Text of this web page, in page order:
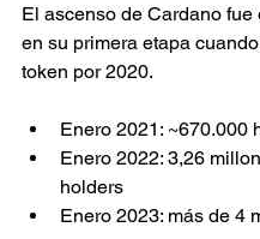
El ascenso de Cardano fue
en su primera etapa
token por 2020.
Enero 2021: ~670.000
Enero 2022: 3,26
holders
Enero 2023: más de 4